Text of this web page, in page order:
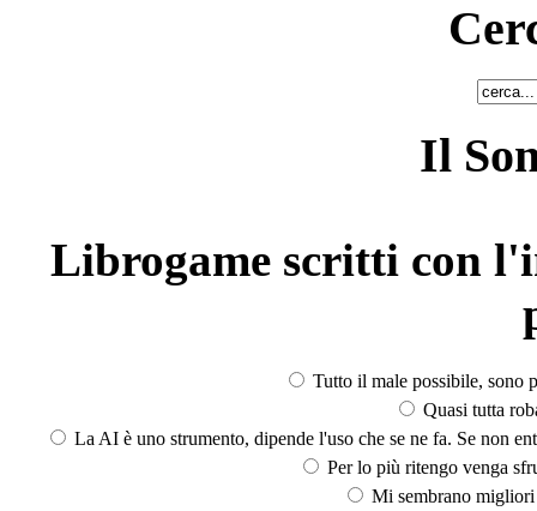
Il
Librogame scritti con
Tutto il male possibile, sono
Quasi tutta
La AI è uno strumento, dipende l'uso che se ne fa. Se non
Per lo più ritengo venga
Mi sembrano